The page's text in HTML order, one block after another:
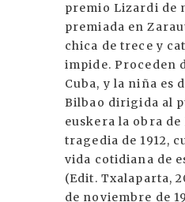
premio Lizardi de
premiada en
chica de trece y
impide. Proceden
Cuba, y la niña es
Bilbao dirigida al
euskera la obra de
tragedia de 1912,
vida cotidiana de
(Edit. Txalaparta,
de noviembre de